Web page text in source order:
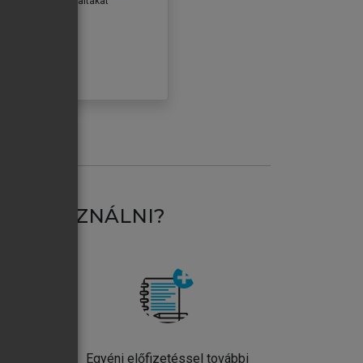
HASZNÁLNI?
Egyéni előfizetéssel további